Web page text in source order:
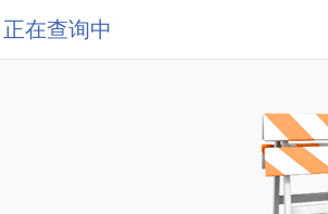
正在查询中